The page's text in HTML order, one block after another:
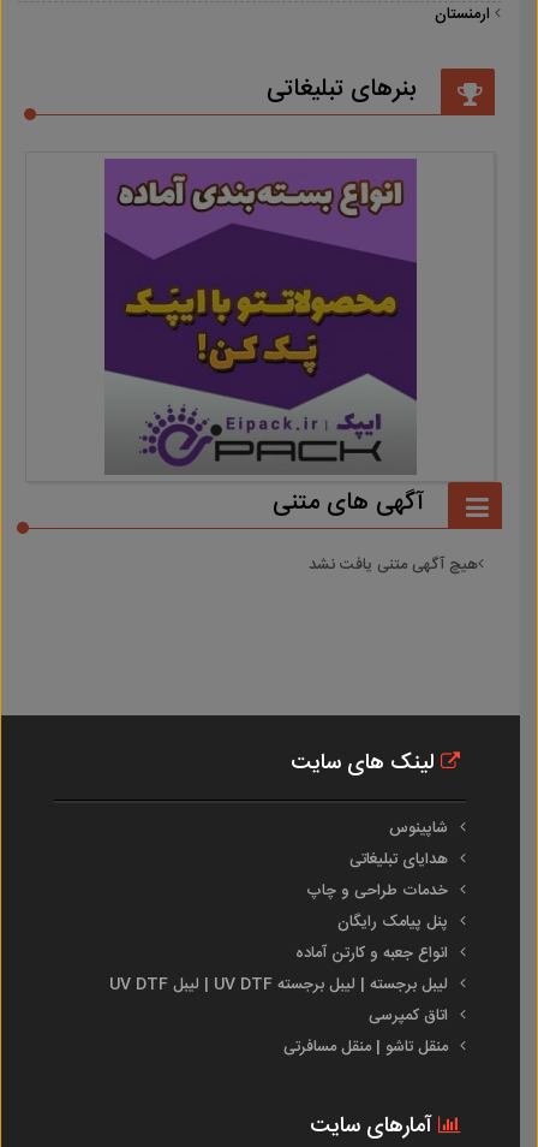
ارمنستان
بنرهای تبلیغاتی
آگهی های متنی
هیچ آگهی متنی یافت نشد
لینک های سایت
شاپینوس
هدایای تبلیغاتی
خدمات طراحی و چاپ
پنل پیامک رایگان
انواع جعبه و کارتن آماده
لیبل برجسته | لیبل برجسته UV DTF | لیبل UV DTF
اتاق کمپرسی
منقل تاشو | منقل مسافرتی
آمارهای سایت